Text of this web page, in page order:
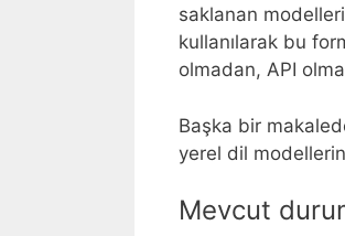
saklanan
kullanılarak bu
olmadan, API
Başka bir
yerel dil
Mevcut